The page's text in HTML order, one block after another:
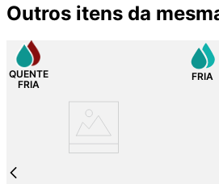
Outros itens da